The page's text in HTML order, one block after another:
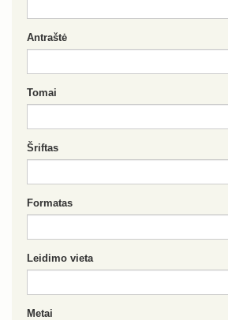
Antraštė
Tomai
Šriftas
Formatas
Leidimo vieta
Metai